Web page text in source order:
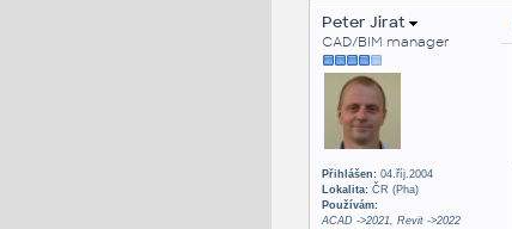
Peter Jirat
CAD/BIM manager
Přihlášen:04.říj.2004
Lokalita:ČR (Pha)
Používám:
ACAD ->2021, Revit ->2022